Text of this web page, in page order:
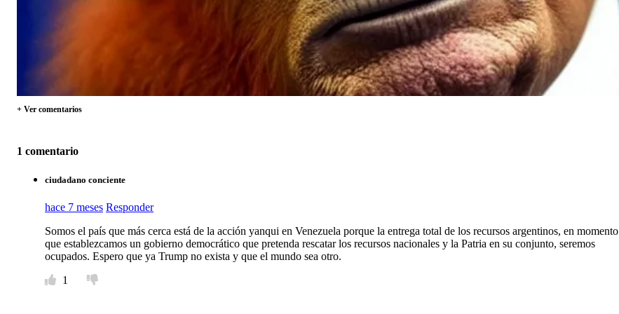
+ Ver comentarios
1 comentario
ciudadano conciente
hace 7 meses Responder
Somos el país que más cerca está de la acción yanqui en Venezuela porque la entrega total de los recursos argentinos, en momento
que establezcamos un gobierno democrático que pretenda rescatar los recursos nacionales y la Patria en su conjunto, seremos
ocupados. Espero que ya Trump no exista y que el mundo sea otro.
1